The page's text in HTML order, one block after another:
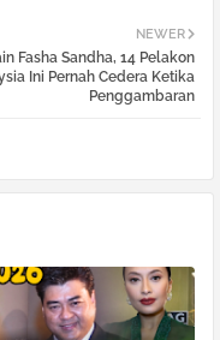
NEWER
Fasha Sandha, 14 Pelakon
Ini Pernah Cedera Ketika
Penggambaran